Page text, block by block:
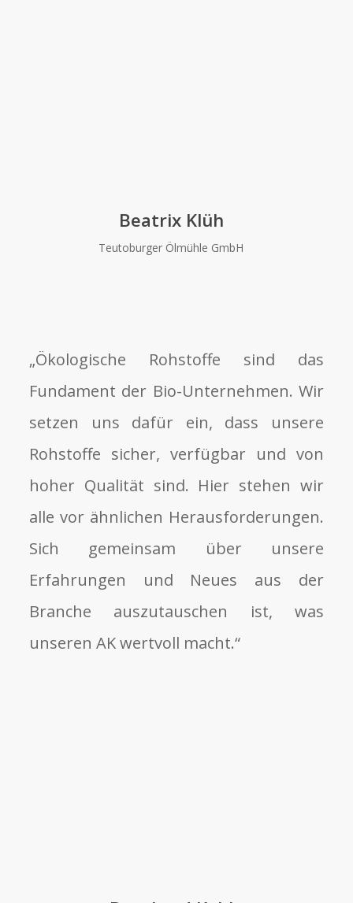
Beatrix Klüh
Teutoburger Ölmühle GmbH
„Ökologische Rohstoffe sind das
Fundament der Bio-Unternehmen. Wir
setzen uns dafür ein, dass unsere
Rohstoffe sicher, verfügbar und von
hoher Qualität sind. Hier stehen wir
alle vor ähnlichen Herausforderungen.
Sich gemeinsam über unsere
Erfahrungen und Neues aus der
Branche auszutauschen ist, was
unseren AK wertvoll macht.“